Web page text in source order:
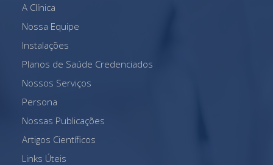
A Clínica
Nossa Equipe
Instalações
Planos de Saúde Credenciados
Nossos Serviços
Persona
Nossas Publicações
Artigos Científicos
Links Úteis